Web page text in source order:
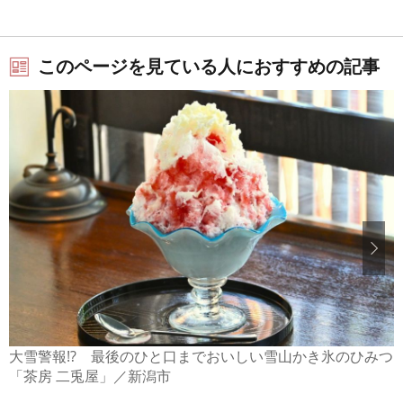
このページを見ている人におすすめの記事
大雪警報!? 最後のひと口までおいしい雪山かき氷のひみつ
「茶房 二兎屋」／新潟市